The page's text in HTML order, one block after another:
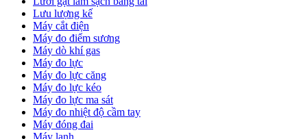
Lưu lượng kế
Máy cắt điện
Máy đo điểm sương
Máy dò khí gas
Máy đo lực
Máy đo lực căng
Máy đo lực kéo
Máy đo lực ma sát
Máy đo nhiệt độ cầm tay
Máy đóng đai
Máy lạnh